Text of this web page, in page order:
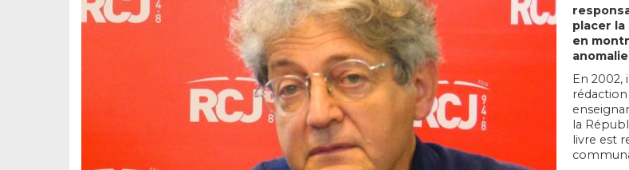
placer
en
En
la
livre est